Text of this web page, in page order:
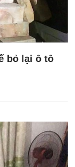
bỏ lại ô tô